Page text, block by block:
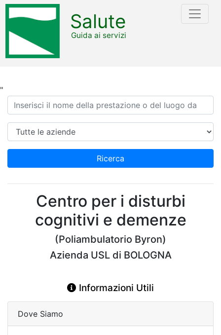
"
Salute
Guida ai servizi
Ricerca
Azienda
Ricerca
Centro per i disturbi
cognitivi e demenze
(Poliambulatorio Byron)
Azienda USL di BOLOGNA
Informazioni Utili
Dove Siamo